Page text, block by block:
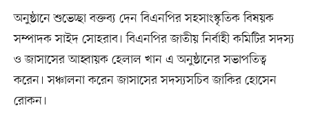
অনুষ্ঠানে শুভেচ্ছা বক্তব্য দেন বিএনপির সহসাংস্কৃতিক বিষয়ক
সম্পাদক সাইদ সোহরাব। বিএনপির জাতীয় নির্বাহী কমিটির সদস্য
ও জাসাসের আহ্বায়ক হেলাল খান এ অনুষ্ঠানের সভাপতিত্ব
করেন। সঞ্চালনা করেন জাসাসের সদস্যসচিব জাকির হোসেন
রোকন।